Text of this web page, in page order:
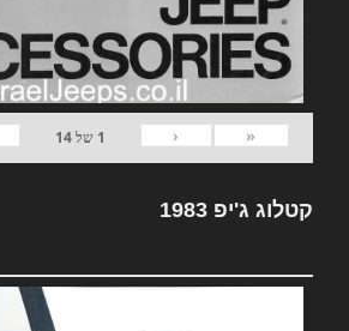
«
‹
1 של14
קטלוג ג'יפ 1983